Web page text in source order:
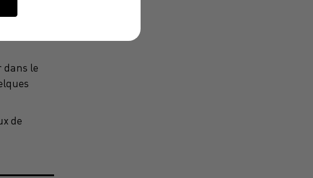
dans le
de